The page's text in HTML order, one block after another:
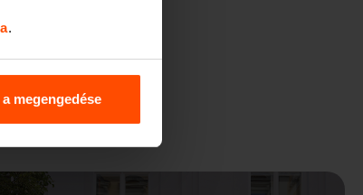
.
megengedése